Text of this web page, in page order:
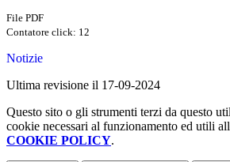
File PDF
Contatore click: 12
Notizie
Ultima revisione il 17-09-2024
Questo sito o gli strumenti terzi da questo
cookie necessari al funzionamento ed utili
COOKIE POLICY.